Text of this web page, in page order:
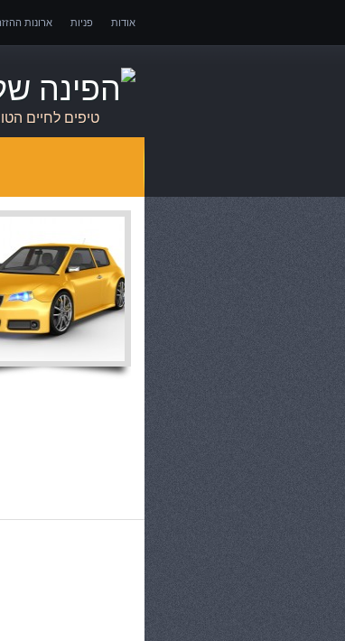
אודות פניות ארונות
אובדן כושר עבודה – כיצד
טיפים לחיים